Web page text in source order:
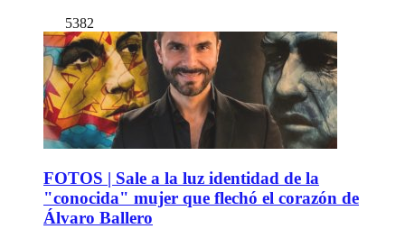
5382
FOTOS | Sale a la luz identidad de la
"conocida" mujer que flechó el corazón de
Álvaro Ballero